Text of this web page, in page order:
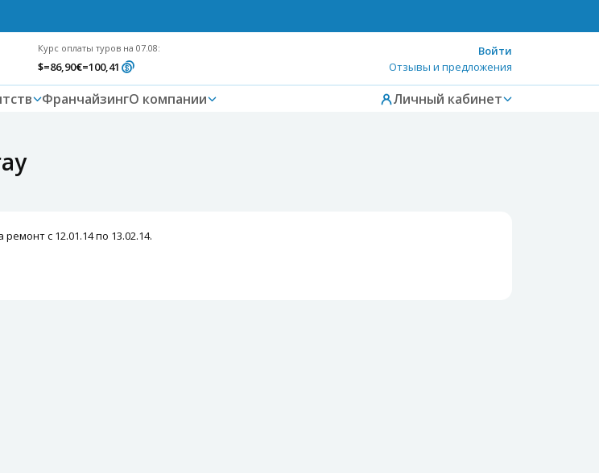
Курс оплаты туров на 07.08:
$=86,90€=100,41
Войти
Отзывы и предложения
ФранчайзингО компании Личный кабинет
с 12.01.14 по 13.02.14.